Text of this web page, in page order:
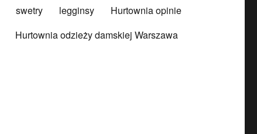
swetry legginsy
Hurtownia opinie
Hurtownia odzieży damskiej Warszawa